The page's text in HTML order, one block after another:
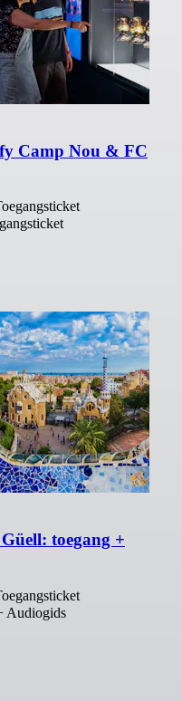
Camp Nou & FC
toegang +
Audiogids